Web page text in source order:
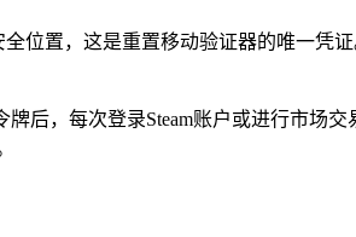
位置，这是重置移动验证器的唯一凭
后，每次登录Steam账户或进行市场